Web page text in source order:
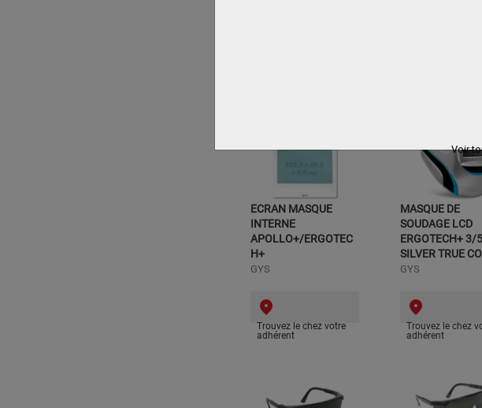
ECRAN MASQUE
INTERNE
APOLLO+/ERGOTEC
H+
GYS
Trouvez le chez votre
adhérent
MASQUE DE
SOUDAGE LCD
ERGOTECH+ 3/
SILVER TRUE
GYS
Trouvez le chez
adhérent
Voir